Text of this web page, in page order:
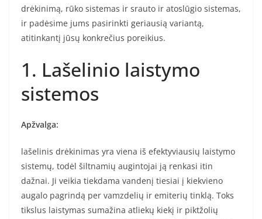
drėkinimą, rūko sistemas ir srauto ir atoslūgio sistemas,
ir padėsime jums pasirinkti geriausią variantą,
atitinkantį jūsų konkrečius poreikius.
1. Lašelinio laistymo
sistemos
Apžvalga:
lašelinis drėkinimas yra viena iš efektyviausių laistymo
sistemų, todėl šiltnamių augintojai ją renkasi itin
dažnai. Ji veikia tiekdama vandenį tiesiai į kiekvieno
augalo pagrindą per vamzdelių ir emiterių tinklą. Toks
tikslus laistymas sumažina atliekų kiekį ir piktžolių